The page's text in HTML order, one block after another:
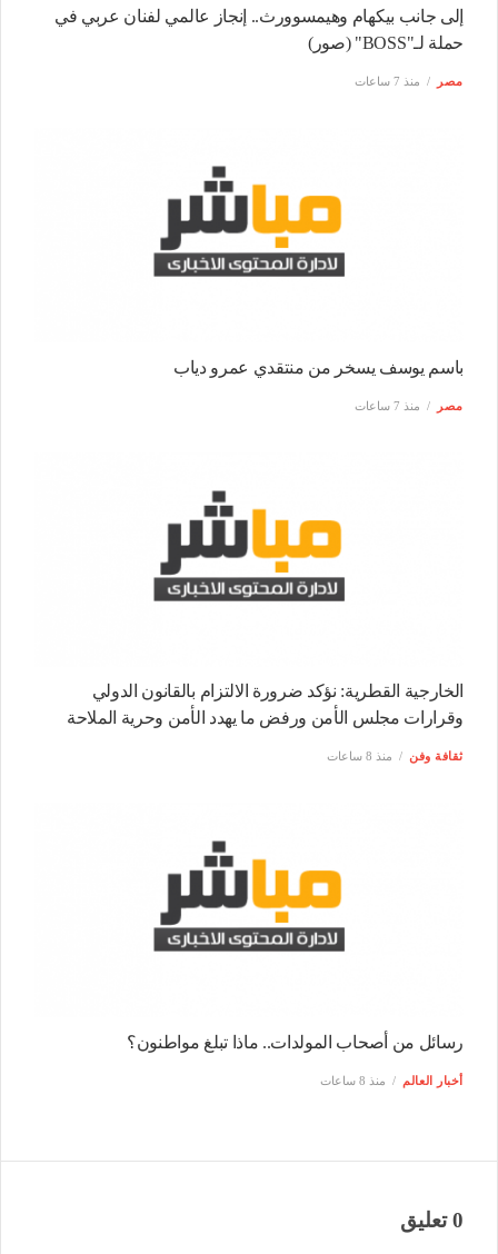
إلى جانب بيكهام وهيمسوورث.. إنجاز عالمي لفنان عربي في
حملة لـ"BOSS" (صور)
مصر منذ 7 ساعات
باسم يوسف يسخر من منتقدي عمرو دياب
مصر منذ 7 ساعات
الخارجية القطرية: نؤكد ضرورة الالتزام بالقانون الدولي
وقرارات مجلس الأمن ورفض ما يهدد الأمن وحرية الملاحة
ثقافة وفن منذ 8 ساعات
رسائل من أصحاب المولدات.. ماذا تبلغ مواطنون؟
أخبار العالم منذ 8 ساعات
0 تعليق